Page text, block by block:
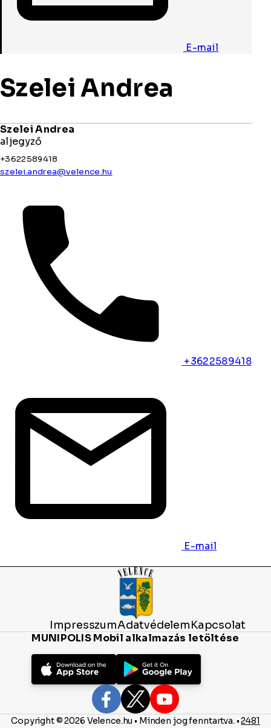
E-mail
Szelei Andrea
Szelei Andrea
aljegyző
+3622589418
szelei.andrea@velence.hu
+3622589418
E-mail
ImpresszumAdatvédelemKapcsolat
MUNIPOLIS Mobil alkalmazás letöltése
Copyright © 2026 Velence.hu • Minden jog fenntartva. •2481